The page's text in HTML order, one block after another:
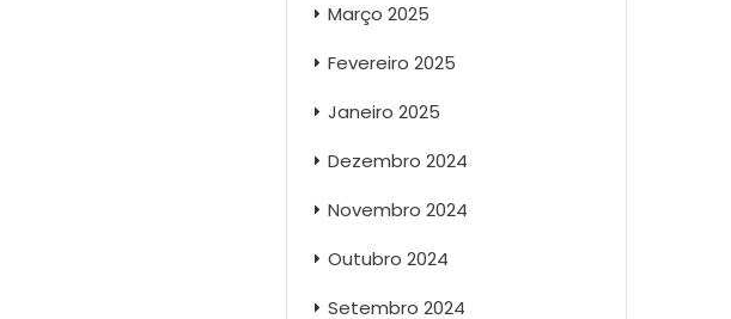
Março 2025
Fevereiro 2025
Janeiro 2025
Dezembro 2024
Novembro 2024
Outubro 2024
Setembro 2024